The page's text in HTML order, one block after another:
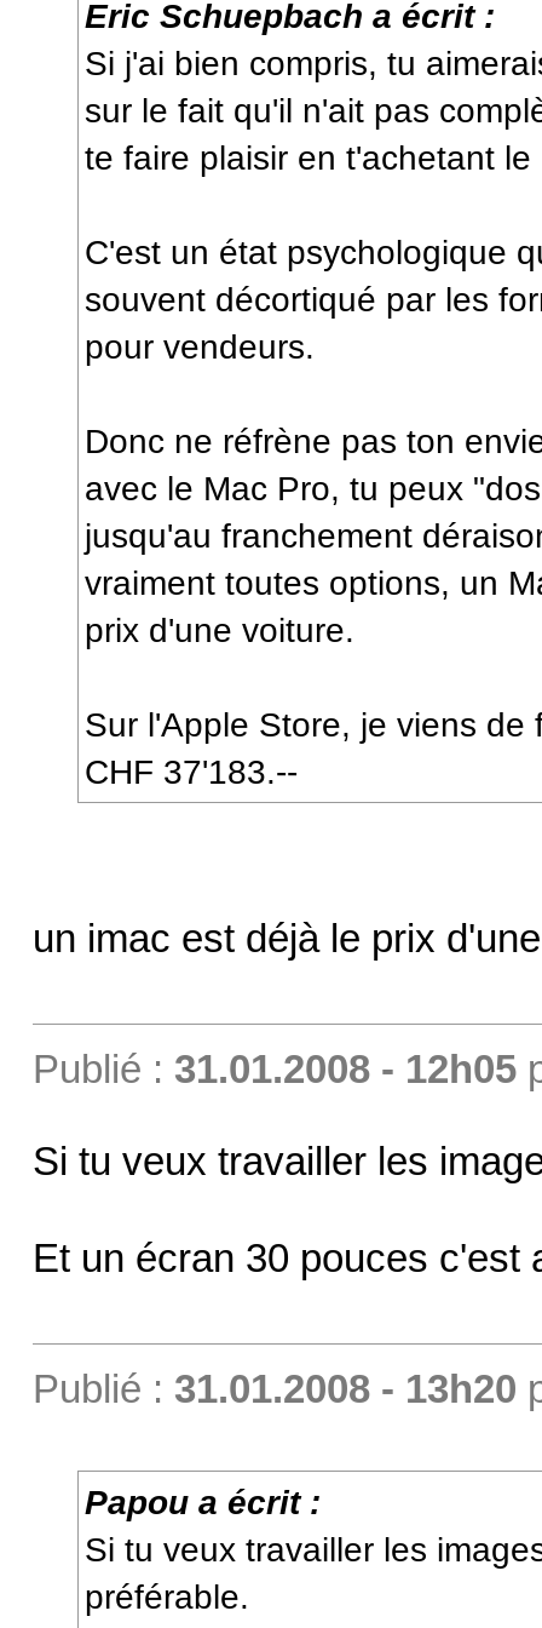
Eric Schuepbach a écrit :
Si j'ai bien compris, tu
sur le fait qu'il n'ait pas
te faire plaisir en t'achetant
C'est un état psychologique
souvent décortiqué par les
pour vendeurs.
Donc ne réfrène pas ton
avec le Mac Pro, tu peux
jusqu'au franchement
vraiment toutes options, un
prix d'une voiture.
Sur l'Apple Store, je viens
CHF 37'183.--
un imac est déjà le prix
Publié : 31.01.2008 - 12h05
Si tu veux travailler les
Et un écran 30 pouces c'est
Publié : 31.01.2008 - 13h20
Papou a écrit :
Si tu veux travailler les
préférable.